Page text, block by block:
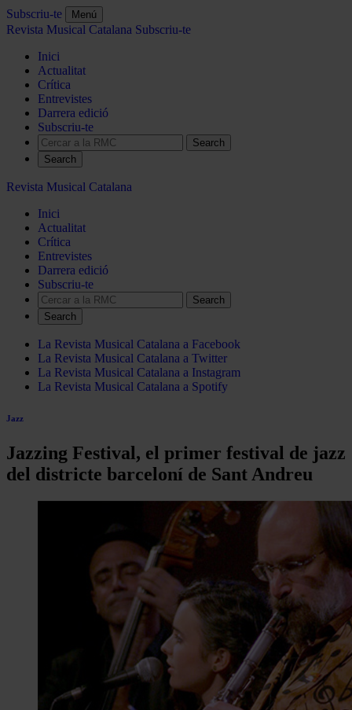
Subscriu-te Menú
Revista Musical Catalana Subscriu-te
Inici
Actualitat
Crítica
Entrevistes
Darrera edició
Subscriu-te
Search
Revista Musical Catalana
Inici
Actualitat
Crítica
Entrevistes
Darrera edició
Subscriu-te
Search
La Revista Musical Catalana a Facebook
La Revista Musical Catalana a Twitter
La Revista Musical Catalana a Instagram
La Revista Musical Catalana a Spotify
Jazz
Jazzing Festival, el primer festival de jazz
del districte barceloní de Sant Andreu